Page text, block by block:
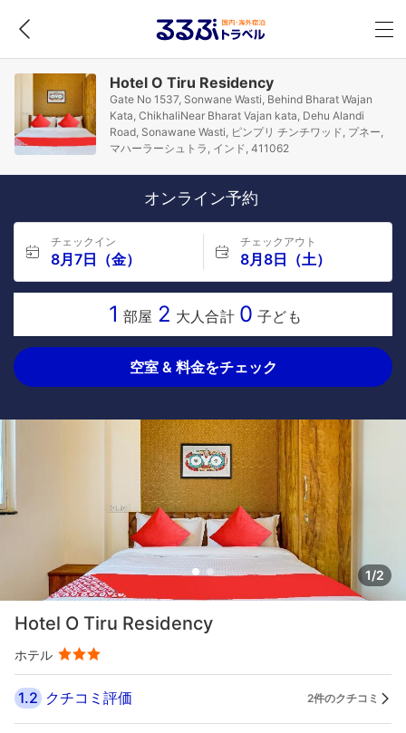
Hotel O Tiru Residency
Gate No 1537, Sonwane Wasti, Behind Bharat Wajan
Kata, ChikhaliNear Bharat Vajan kata, Dehu Alandi
Road, Sonawane Wasti, ピンプリ チンチワッド, プネー,
マハーラーシュトラ, インド, 411062
オンライン予約
チェックイン
8月7日（金）
チェックアウト
8月8日（土）
1 部屋 2 大人合計 0 子ども
空室 & 料金をチェック
1/2
Hotel O Tiru Residency
ホテル
1.2 クチコミ評価 2件のクチコミ